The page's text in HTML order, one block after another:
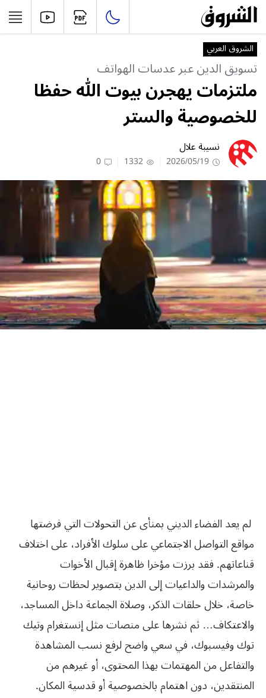
الشروق العربي
تسويق الدين عبر عدسات الهواتف
ملتزمات يهجرن بيوت الله حفظا
للخصوصية والستر
نسيبة علال
2026/05/19
1332
0
لم يعد الفضاء الديني بمنأى عن التحولات التي فرضتها
مواقع التواصل الاجتماعي على سلوك الأفراد، على اختلاف
قناعاتهم. فقد برزت مؤخرا ظاهرة إقبال الأخوات
والمرشدات والداعيات إلى الدين بتصوير لحظات روحانية
خاصة، خلال حلقات الذكر، وصلاة الجماعة داخل المساجد،
والاعتكاف… ثم نشرها على منصات مثل إنستغرام وتيك
توك وفيسبوك، في سعي واضح لرفع نسب المشاهدة
والتفاعل من المهتمات بهذا المحتوى، أو غيرهم من
المنتقدين، دون اهتمام بالخصوصية أو قدسية المكان.